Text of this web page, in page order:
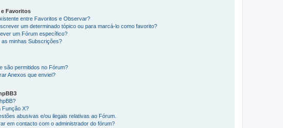
e Favoritos
entre Favoritos e Observar?
um determinado tópico ou para marcá-lo como favorito?
um Fórum específico?
minhas Subscrições?
são permitidos no Fórum?
Anexos que enviei?
Função X?
abusivas e/ou ilegais relativas ao Fórum.
em contacto com o administrador do fórum?